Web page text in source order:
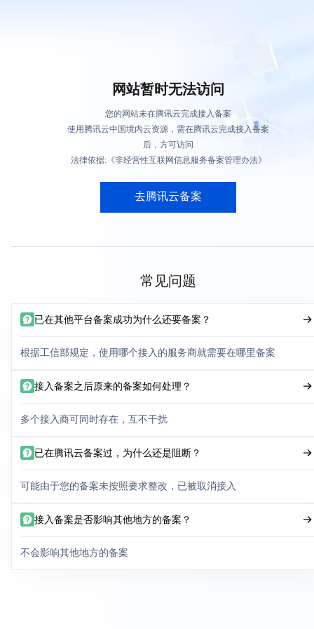
网站暂时无法访问
您的网站未在腾讯云完成接入备案
使用腾讯云中国境内云资源，需在腾讯云完成接入备案
后，方可访问
法律依据:《非经营性互联网信息服务备案管理办法》
去腾讯云备案
常见问题
已在其他平台备案成功为什么还要备案？
根据工信部规定，使用哪个接入的服务商就需要在哪里备案
接入备案之后原来的备案如何处理？
多个接入商可同时存在，互不干扰
已在腾讯云备案过，为什么还是阻断？
可能由于您的备案未按照要求整改，已被取消接入
接入备案是否影响其他地方的备案？
不会影响其他地方的备案